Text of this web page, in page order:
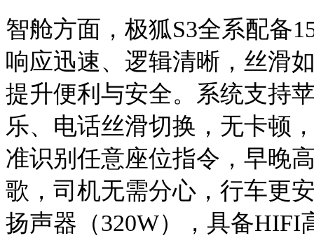
智舱方面，极狐S3全系配备
响应迅速、逻辑清晰，丝滑
提升便利与安全。系统支持
乐、电话丝滑切换，无卡顿
准识别任意座位指令，早晚
歌，司机无需分心，行车更
扬声器（320W），具备